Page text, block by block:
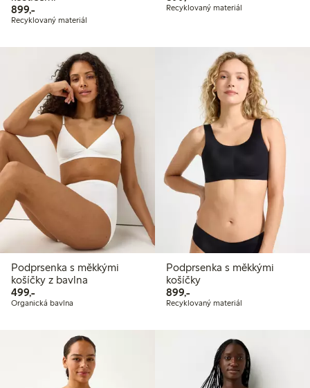
899,-899,00 Kč
Recyklovaný materiál
Recyklovaný materiál
Podprsenka s měkkými
košíčky z bavlna
499,-499,00 Kč
Organická bavlna
Podprsenka s měkkými
košíčky
899,-899,00 Kč
Recyklovaný materiál